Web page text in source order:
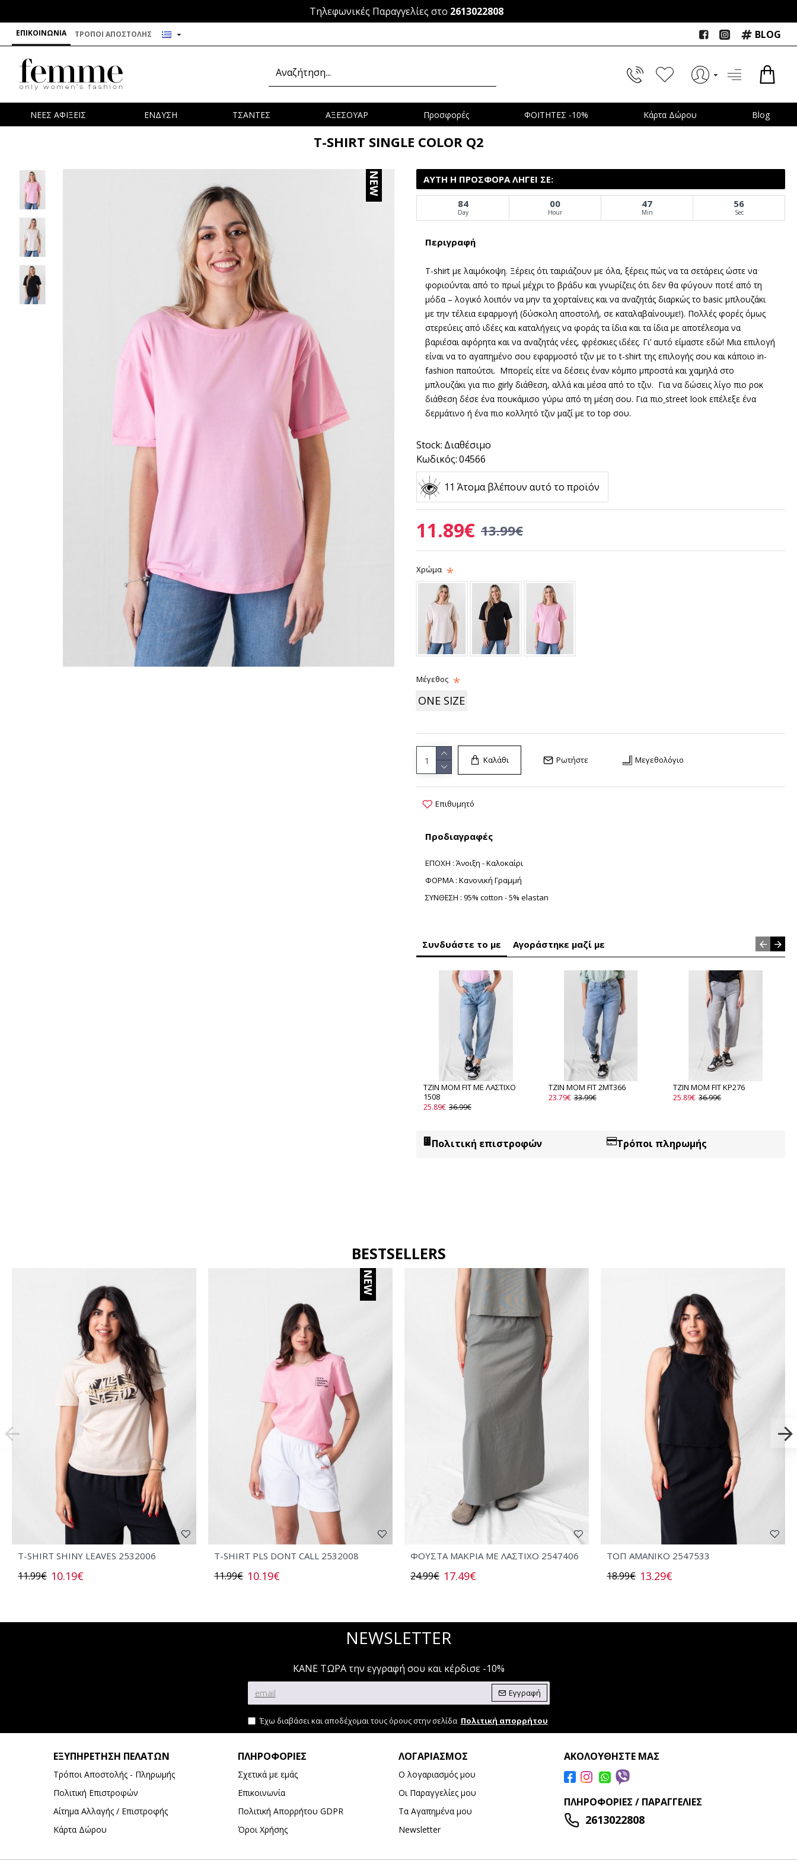
Τηλεφωνικές Παραγγελίες στο 2613022808
ΕΠΙΚΟΙΝΩΝΊΑ ΤΡΌΠΟΙ ΑΠΟΣΤΟΛΉΣ BLOG
ΝΕΕΣ ΑΦΙΞΕΙΣ ΕΝΔΥΣΗ ΤΣΑΝΤΕΣ ΑΞΕΣΟΥΑΡ Προσφορές ΦΟΙΤΗΤΕΣ -10% Κάρτα Δώρου Blog
T-SHIRT SINGLE COLOR Q2
NEW
Περιγραφή
T-shirt με λαιμόκοψη. Ξέρεις ότι ταιριάζουν με όλα, ξέρεις πώς να τα σετάρεις ώστε να
φοριούνται από το πρωί μέχρι το βράδυ και γνωρίζεις ότι δεν θα φύγουν ποτέ από τη
μόδα – λογικό λοιπόν να μην τα χορταίνεις και να αναζητάς διαρκώς το basic μπλουζάκι
με την τέλεια εφαρμογή (δύσκολη αποστολή, σε καταλαβαίνουμε!). Πολλές φορές όμως
στερεύεις από ιδέες και καταλήγεις να φοράς τα ίδια και τα ίδια με αποτέλεσμα να
βαριέσαι αφόρητα και να αναζητάς νέες, φρέσκιες ιδέες. Γι’ αυτό είμαστε εδώ! Μια επιλογή
είναι να το αγαπημένο σου εφαρμοστό τζιν με το t-shirt της επιλογής σου και κάποιο in-
fashion παπούτσι. Μπορείς είτε να δέσεις έναν κόμπο μπροστά και χαμηλά στο
μπλουζάκι για πιο girly διάθεση, αλλά και μέσα από το τζιν. Για να δώσεις λίγο πιο ροκ
διάθεση δέσε ένα πουκάμισο γύρω από τη μέση σου. Για πιο street look επέλεξε ένα
δερμάτινο ή ένα πιο κολλητό τζιν μαζί με το top σου.
Stock: Διαθέσιμο
Κωδικός:04566
ΑΥΤΉ Η ΠΡΟΣΦΟΡΆ ΛΉΓΕΙ ΣΕ:
84
Day
00
Hour
47
Min
54
Sec
11 Άτομα βλέπουν αυτό το προϊόν
11.89€ 13.99€
Χρώμα
Μέγεθος
ONE SIZE
Καλάθι Ρωτήστε Μεγεθολόγιο
Επιθυμητό
Πολιτική επιστροφών Τρόποι πληρωμής
Συνδυάστε το με Αγοράστηκε μαζί με
ΤΖΙΝ MOM FIT ΜΕ ΛΑΣΤΙΧΟ
1508
25.89€ 36.99€
ΤΖΙΝ MOM FIT 2MT366
23.79€ 33.99€
ΤΖΙΝ MOM FIT KP276
25.89€ 36.99€
Προδιαγραφές
ΕΠΟΧΗ : Άνοιξη - Καλοκαίρι
ΦΟΡΜΑ : Κανονική Γραμμή
ΣΥΝΘΕΣΗ : 95% cotton - 5% elastan
BESTSELLERS
T-SHIRT SHINY LEAVES 2532006
10.19€
11.99€
NEW
T-SHIRT PLS DONT CALL 2532008
10.19€
11.99€
ΦΟΥΣΤΑ ΜΑΚΡΙΑ ΜΕ ΛΑΣΤΙΧΟ 2547406
17.49€
24.99€
ΤΟΠ AMANIKO 2547533
13.29€
18.99€
NEWSLETTER
ΚΑΝΕ ΤΩΡΑ την εγγραφή σου και κέρδισε -10%
Εγγραφή
Έχω διαβάσει και αποδέχομαι τους όρους στην σελίδα Πολιτική απορρήτου
ΕΞΥΠΗΡΈΤΗΣΗ ΠΕΛΑΤΏΝ
Τρόποι Αποστολής - Πληρωμής
Πολιτική Επιστροφών
Αίτημα Αλλαγής / Επιστροφής
Κάρτα Δώρου
ΠΛΗΡΟΦΟΡΊΕΣ
Σχετικά με εμάς
Επικοινωνία
Πολιτική Απορρήτου GDPR
Όροι Χρήσης
ΛΟΓΑΡΙΑΣΜΌΣ
Ο λογαριασμός μου
Οι Παραγγελίες μου
Τα Αγαπημένα μου
Newsletter
ΑΚΟΛΟΥΘΉΣΤΕ ΜΑΣ
ΠΛΗΡΟΦΟΡΊΕΣ / ΠΑΡΑΓΓΕΛΊΕΣ
2613022808